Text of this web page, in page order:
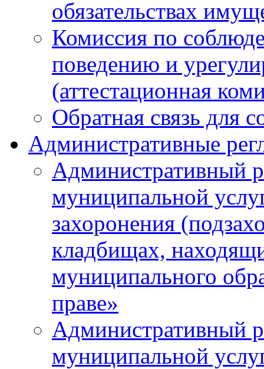
обязательствах
Комиссия по
поведению и
(аттестационная
Обратная связь для
Административные
Административный
муниципальной
захоронения
кладбищах,
муниципального
праве»
Административный
муниципальной